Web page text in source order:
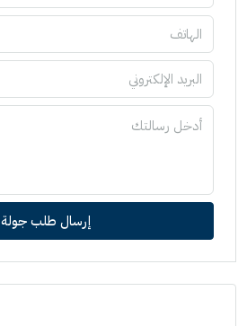
إرسال طلب جولة